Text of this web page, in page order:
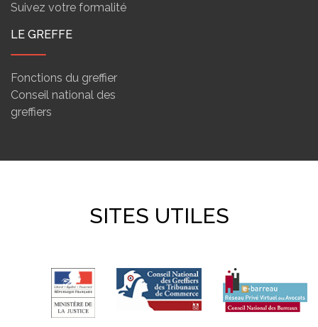
Suivez votre formalité
LE GREFFE
Fonctions du greffier
Conseil national des
greffiers
SITES UTILES